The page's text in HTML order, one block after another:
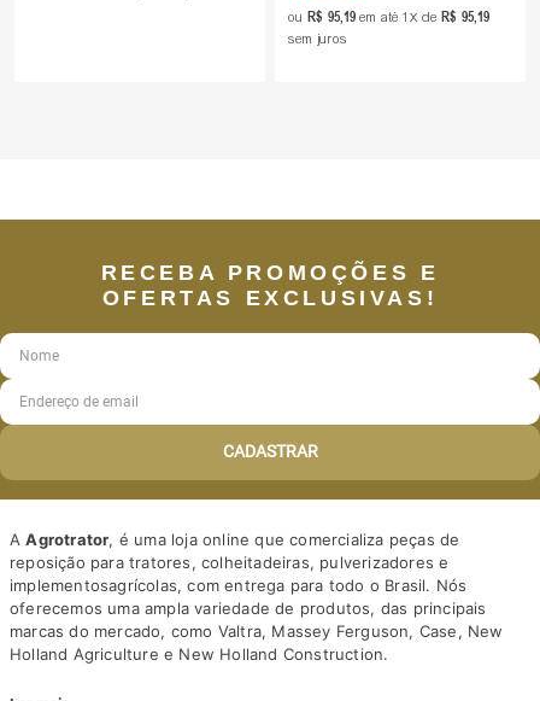
ou R$ 9519 em até 1 de R$ 9519
sem juros
RECEBA PROMOÇÕES E
OFERTAS EXCLUSIVAS!
CADASTRAR
AAgrotrator, é uma loja online que comercializa peças de
reposição para tratores, colheitadeiras, pulverizadores e
implementosagrícolas, com entrega para todo o Brasil. Nós
oferecemos uma ampla variedade de produtos, das principais
marcas do mercado, como Valtra, Massey Ferguson, Case, New
Holland Agriculture e New Holland Construction.